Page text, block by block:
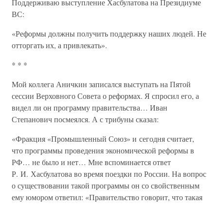
Поддерживаю выступление Хасбулатова на Президиуме
ВС:
«Реформы должны получить поддержку наших людей. Не
отторгать их, а привлекать».
* * *
Мой коллега Аничкин записался выступать на Пятой
сессии Верховного Совета о реформах. Я спросил его, а
видел ли он программу правительства… Иван
Степанович посмеялся. А с трибуны сказал:
«Фракция «Промышленный Союз» и сегодня считает,
что программы проведения экономической реформы в
РФ… не было и нет… Мне вспоминается ответ
Р. И. Хасбулатова во время поездки по России. На вопрос
о существовании такой программы он со свойственным
ему юмором ответил: «Правительство говорит, что такая